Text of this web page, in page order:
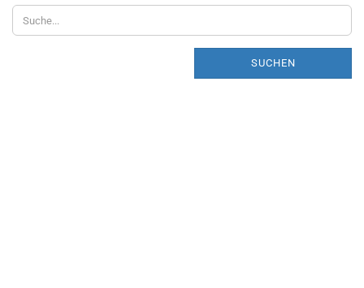
SIE
NOCH
EINMAL
SUCHEN